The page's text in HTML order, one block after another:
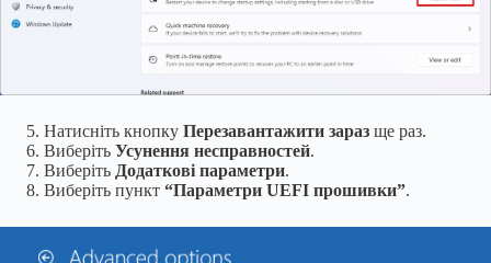
Натисніть кнопку Перезавантажити зараз ще раз.
Виберіть Усунення несправностей.
Виберіть Додаткові параметри.
Виберіть пункт “Параметри UEFI прошивки”.